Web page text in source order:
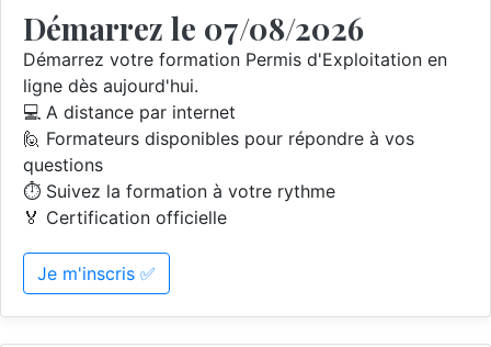
Démarrez le 07/08/2026
Démarrez votre formation Permis d'Exploitation en
ligne dès aujourd'hui.
💻 A distance par internet
🙋 Formateurs disponibles pour répondre à vos
questions
⏱️ Suivez la formation à votre rythme
🏅 Certification officielle
Je m'inscris ✅